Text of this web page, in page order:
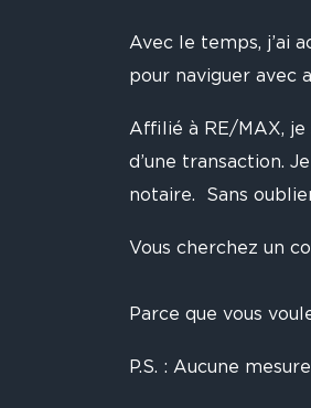
Avec le temps, j’ai
pour naviguer avec
Affilié à RE/MAX, je
d’une transaction.
notaire. Sans
Vous cherchez un
Parce que vous
P.S. : Aucune